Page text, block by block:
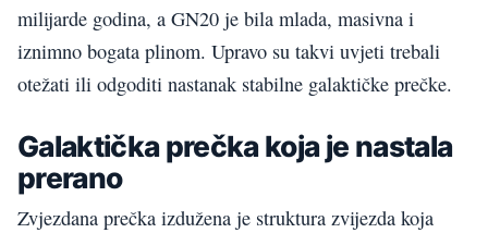
milijarde godina, a GN20 je bila mlada, masivna i
iznimno bogata plinom. Upravo su takvi uvjeti trebali
otežati ili odgoditi nastanak stabilne galaktičke prečke.
Galaktička prečka koja je nastala
prerano
Zvjezdana prečka izdužena je struktura zvijezda koja